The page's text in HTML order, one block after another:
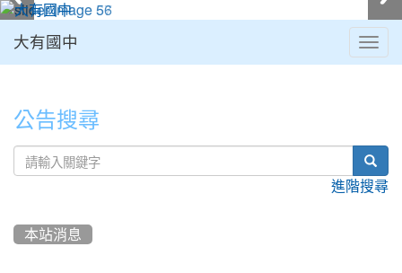
大有國中
公告搜尋
進階搜尋
本站消息